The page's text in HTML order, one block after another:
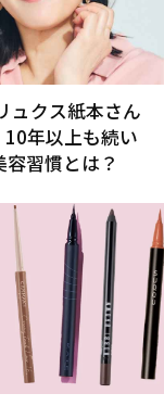
ュクス紙本さん
年以上も続い
容習慣とは？